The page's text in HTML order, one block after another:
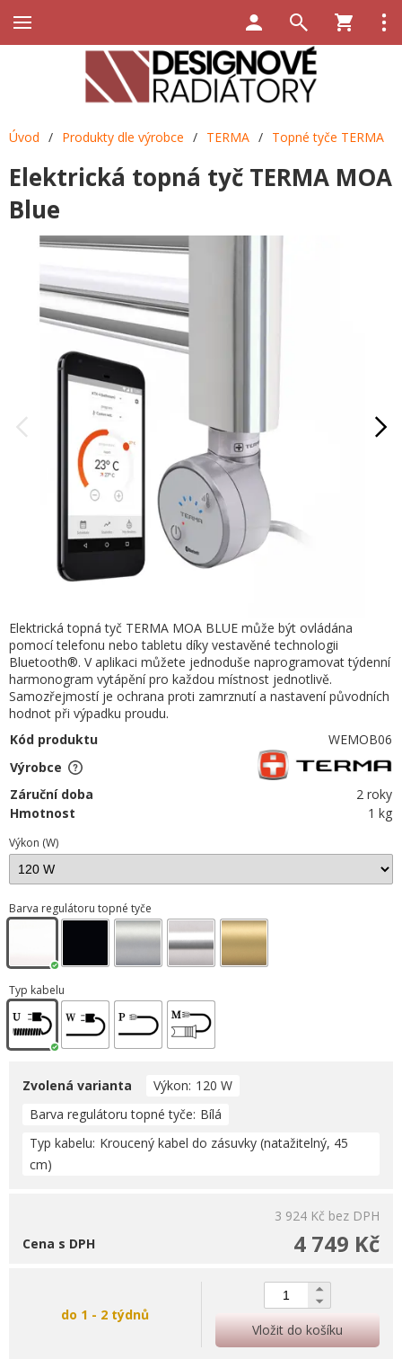
Úvod / Produkty dle výrobce / TERMA / Topné tyče TERMA
Elektrická topná tyč TERMA MOA
Blue
Elektrická topná tyč TERMA MOA BLUE může být ovládána
pomocí telefonu nebo tabletu díky vestavěné technologii
Bluetooth®. V aplikaci můžete jednoduše naprogramovat týdenní
harmonogram vytápění pro každou místnost jednotlivě.
Samozřejmostí je ochrana proti zamrznutí a nastavení původních
hodnot při výpadku proudu.
Kód produktu
WEMOB06
Výrobce
Záruční doba
2 roky
Hmotnost
1 kg
Výkon (W)
Barva regulátoru topné tyče
Typ kabelu
Zvolená varianta Výkon 120 W
Barva regulátoru topné tyče Bílá
Typ kabelu Kroucený kabel do zásuvky (natažitelný, 45
cm)
3 924 Kč bez DPH
4 749 Kč
Cena s DPH
do 1 - 2 týdnů
Vložit do košíku